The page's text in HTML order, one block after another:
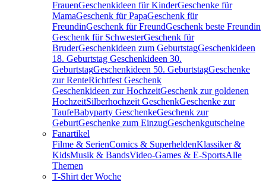
FrauenGeschenkideen für KinderGeschenke für
MamaGeschenk für PapaGeschenk für
FreundinGeschenk für FreundGeschenk beste Freundin
Geschenk für SchwesterGeschenk für
BruderGeschenkideen zum GeburtstagGeschenkideen
18. Geburtstag Geschenkideen 30.
GeburtstagGeschenkideen 50. GeburtstagGeschenke
zur RenteRichtfest Geschenk
Geschenkideen zur HochzeitGeschenk zur goldenen
HochzeitSilberhochzeit GeschenkGeschenke zur
TaufeBabyparty GeschenkeGeschenk zur
GeburtGeschenke zum EinzugGeschenkgutscheine
Fanartikel
Filme & SerienComics & SuperheldenKlassiker &
KidsMusik & BandsVideo-Games & E-SportsAlle
Themen
T-Shirt der Woche